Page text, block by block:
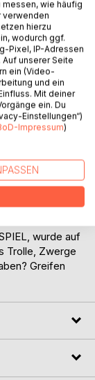
mit den
wurde auf
Trolle, Zwerge
Greifen
wie häufig
verwenden
hierzu
wodurch ggf.
Pixel, IP-Adressen
unserer Seite
ein (Video-
und ein
Mit deiner
ein. Du
Einstellungen“)
Impressum)